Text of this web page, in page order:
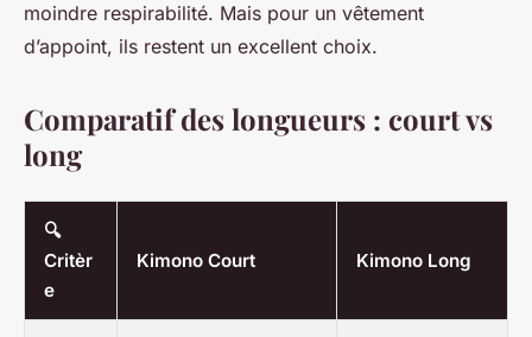
moindre respirabilité. Mais pour un vêtement
d’appoint, ils restent un excellent choix.
Comparatif des longueurs : court vs
long
🔍
Critèr
e
Kimono Court Kimono Long